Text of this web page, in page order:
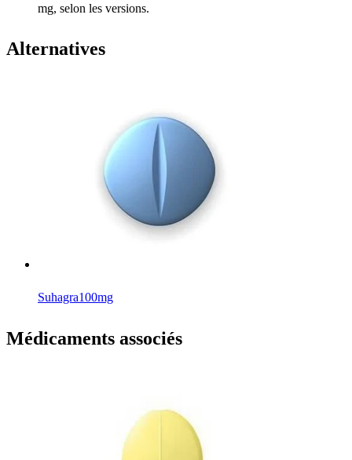
mg, selon les versions.
Alternatives
Suhagra100mg
Médicaments associés